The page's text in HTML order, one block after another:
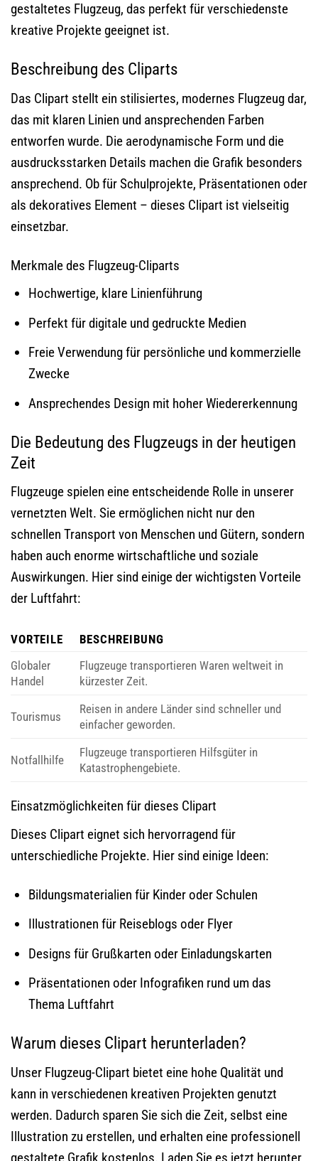
gestaltetes Flugzeug, das perfekt für verschiedenste
kreative Projekte geeignet ist.
Beschreibung des Cliparts
Das Clipart stellt ein stilisiertes, modernes Flugzeug dar,
das mit klaren Linien und ansprechenden Farben
entworfen wurde. Die aerodynamische Form und die
ausdrucksstarken Details machen die Grafik besonders
ansprechend. Ob für Schulprojekte, Präsentationen oder
als dekoratives Element – dieses Clipart ist vielseitig
einsetzbar.
Merkmale des Flugzeug-Cliparts
Hochwertige, klare Linienführung
Perfekt für digitale und gedruckte Medien
Freie Verwendung für persönliche und kommerzielle
Zwecke
Ansprechendes Design mit hoher Wiedererkennung
Die Bedeutung des Flugzeugs in der heutigen
Zeit
Flugzeuge spielen eine entscheidende Rolle in unserer
vernetzten Welt. Sie ermöglichen nicht nur den
schnellen Transport von Menschen und Gütern, sondern
haben auch enorme wirtschaftliche und soziale
Auswirkungen. Hier sind einige der wichtigsten Vorteile
der Luftfahrt:
VORTEILE
BESCHREIBUNG
Globaler
Handel
Flugzeuge transportieren Waren weltweit in
kürzester Zeit.
Tourismus
Reisen in andere Länder sind schneller und
einfacher geworden.
Notfallhilfe
Flugzeuge transportieren Hilfsgüter in
Katastrophengebiete.
Einsatzmöglichkeiten für dieses Clipart
Dieses Clipart eignet sich hervorragend für
unterschiedliche Projekte. Hier sind einige Ideen:
Bildungsmaterialien für Kinder oder Schulen
Illustrationen für Reiseblogs oder Flyer
Designs für Grußkarten oder Einladungskarten
Präsentationen oder Infografiken rund um das
Thema Luftfahrt
Warum dieses Clipart herunterladen?
Unser Flugzeug-Clipart bietet eine hohe Qualität und
kann in verschiedenen kreativen Projekten genutzt
werden. Dadurch sparen Sie sich die Zeit, selbst eine
Illustration zu erstellen, und erhalten eine professionell
gestaltete Grafik kostenlos. Laden Sie es jetzt herunter